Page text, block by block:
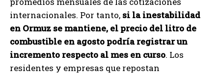
internacionales. Por tanto, si la inestabilidad
en Ormuz se mantiene, el precio del litro de
combustible en agosto podría registrar un
incremento respecto al mes en curso. Los
residentes y empresas que repostan